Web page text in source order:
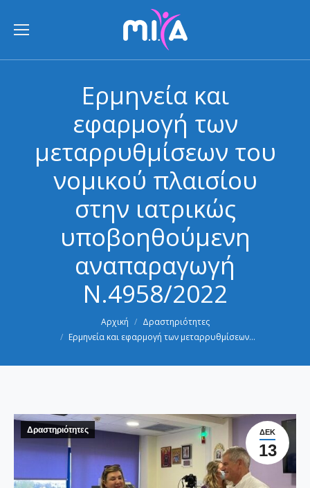
Ερμηνεία και
εφαρμογή των
μεταρρυθμίσεων του
νομικού πλαισίου
στην ιατρικώς
υποβοηθούμενη
αναπαραγωγή
Ν.4958/2022
Αρχική
Δραστηριότητες
Ερμηνεία και εφαρμογή των μεταρρυθμίσεων…
ΔΕΚ
13
Δραστηριότητες